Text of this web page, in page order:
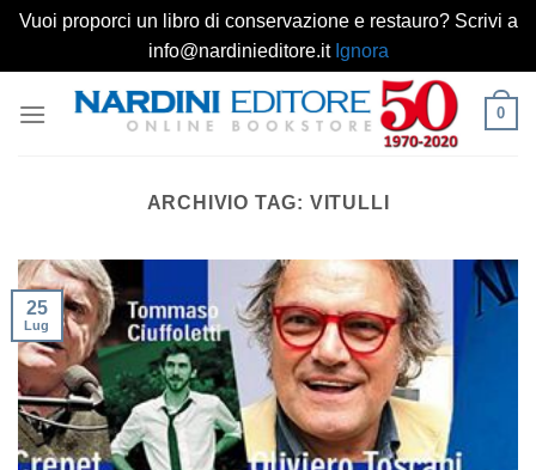
Vuoi proporci un libro di conservazione e restauro? Scrivi a
info@nardinieditore.it Ignora
0
ARCHIVIO TAG: VITULLI
25
Lug